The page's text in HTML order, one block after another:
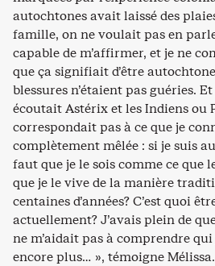
autochtones avait laissé des
famille, on ne voulait pas en
capable de m’affirmer, et je ne
que ça signifiait d’être
blessures n’étaient pas guéries.
écoutait Astérix et les Indiens ou
correspondait pas à ce que je
complètement mêlée : si je suis
faut que je le sois comme ce que
que je le vive de la manière
centaines d’années? C’est quoi
actuellement? J’avais plein de
ne m’aidait pas à comprendre
encore plus… », témoigne Mélissa.